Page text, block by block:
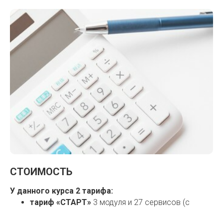
СТОИМОСТЬ
У данного курса 2 тарифа:
тариф «СТАРТ» 3 модуля и 27 сервисов (с